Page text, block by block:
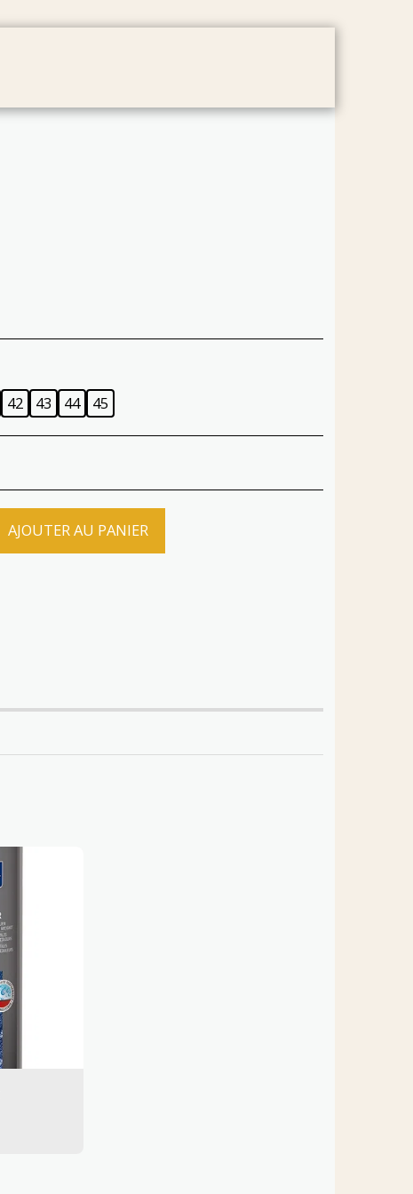
42 43 44 45
AJOUTER AU PANIER